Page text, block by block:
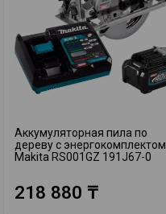
Аккумуляторная пила по
дереву с энергокомплектом
Makita RS001GZ 191J67-0
218 880 ₸